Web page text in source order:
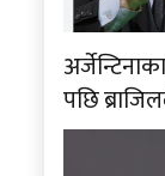
पछि